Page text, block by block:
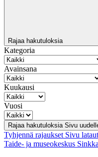
Rajaa hakutuloksia
Kategoria
Avainsana
Kuukausi
Vuosi
Rajaa hakutuloksia Sivu
Tyhjennä rajaukset Sivu
Taide- ja museokeskus Sinkka